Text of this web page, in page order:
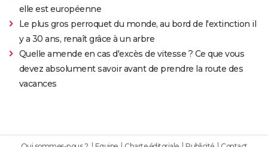
elle est européenne
Le plus gros perroquet du monde, au bord de l'extinction il
y a 30 ans, renaît grâce à un arbre
Quelle amende en cas d'excès de vitesse ? Ce que vous
devez absolument savoir avant de prendre la route des
vacances